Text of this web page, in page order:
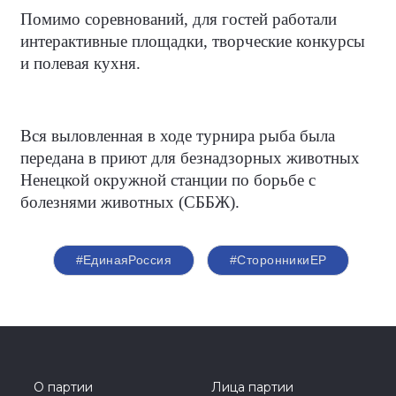
Помимо соревнований, для гостей работали
интерактивные площадки, творческие конкурсы
и полевая кухня.
Вся выловленная в ходе турнира рыба была
передана в приют для безнадзорных животных
Ненецкой окружной станции по борьбе с
болезнями животных (СББЖ).
#ЕдинаяРоссия #СторонникиЕР
О партии
Лица партии